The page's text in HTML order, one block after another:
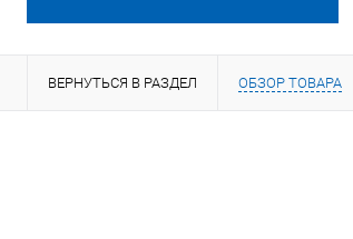
ВЕРНУТЬСЯ В РАЗДЕЛ ОБЗОР ТОВАРА